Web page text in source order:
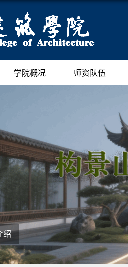
学院概况 师资队伍
绍